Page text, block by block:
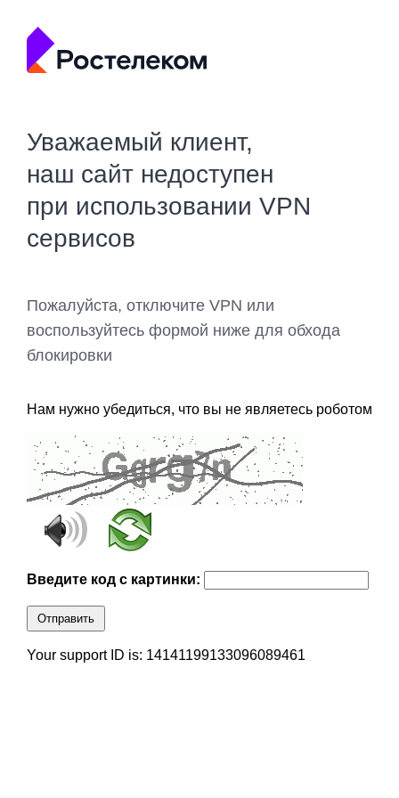
Уважаемый клиент,
наш сайт недоступен
при использовании VPN
сервисов
Пожалуйста, отключите VPN или
воспользуйтесь формой ниже для обхода
блокировки
Нам нужно убедиться, что вы не являетесь роботом
Введите код с картинки:
Отправить
Your support ID is: 14141199133096089461